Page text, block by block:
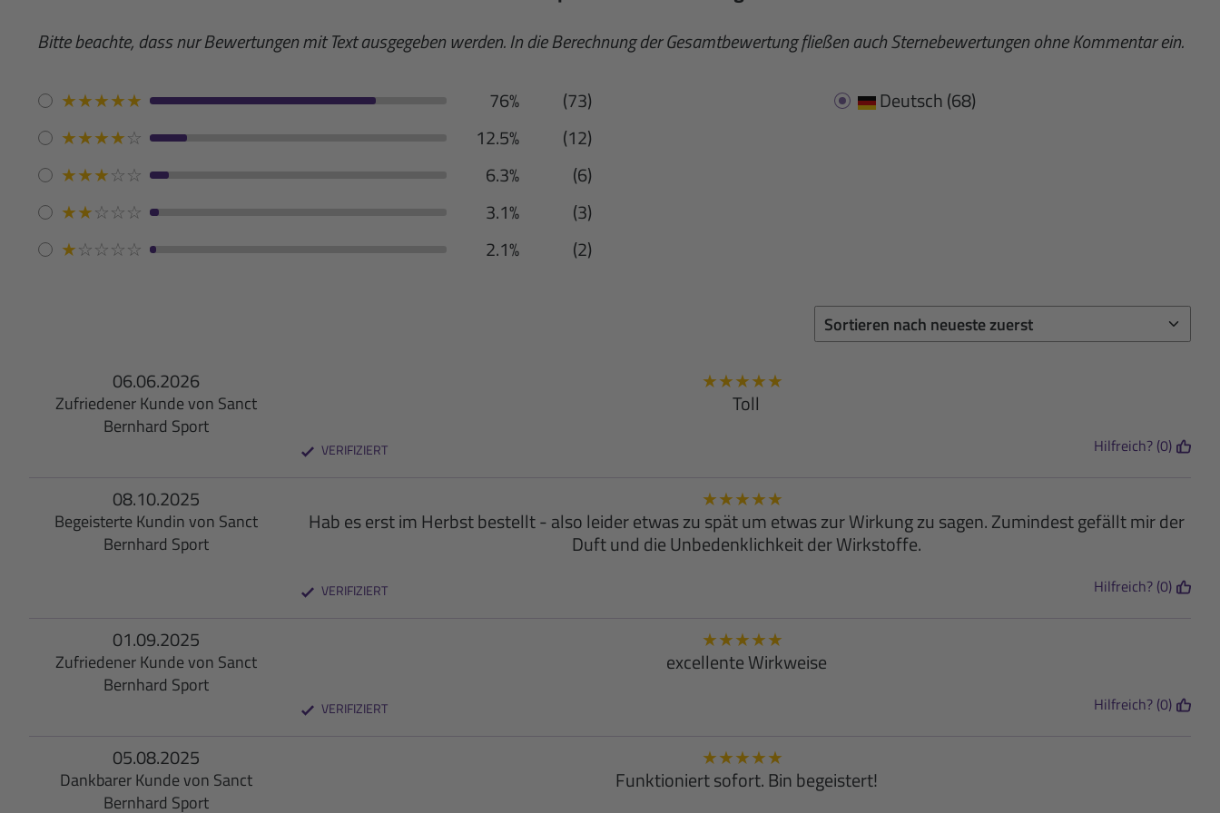
Bitte beachte, dass nur Bewertungen mit Text ausgegeben werden. In die Berechnung der Gesamtbewertung fließen auch Sternebewertungen ohne Kommentar ein.
★★★★★ 76%
(73)
★★★★☆ 12.5%
(12)
★★★☆☆ 6.3%
(6)
★★☆☆☆ 3.1%
(3)
★☆☆☆☆ 2.1% (2)
Deutsch(68)
06.06.2026
Zufriedener Kunde von Sanct
Bernhard Sport
★★★★★
Toll
VERIFIZIERT Hilfreich? (0)
08.10.2025
Begeisterte Kundin von Sanct
Bernhard Sport
★★★★★
Hab es erst im Herbst bestellt - also leider etwas zu spät um etwas zur Wirkung zu sagen. Zumindest gefällt mir der
Duft und die Unbedenklichkeit der Wirkstoffe.
VERIFIZIERT Hilfreich? (0)
01.09.2025
Zufriedener Kunde von Sanct
Bernhard Sport
★★★★★
excellente Wirkweise
VERIFIZIERT Hilfreich? (0)
05.08.2025
Dankbarer Kunde von Sanct
Bernhard Sport
★★★★★
Funktioniert sofort. Bin begeistert!